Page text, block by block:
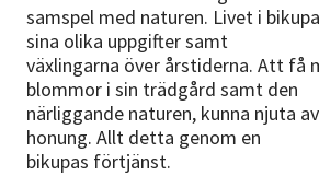
samspel med naturen. Livet i
sina olika uppgifter samt
växlingarna över årstiderna. Att få
blommor i sin trädgård samt den
närliggande naturen, kunna njuta
honung. Allt detta genom en
bikupas förtjänst.